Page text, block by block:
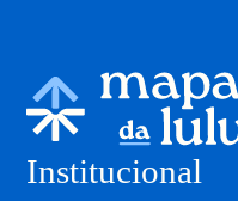
Institucional